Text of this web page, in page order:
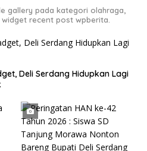
gallery pada kategori olahraga,
recent post wpberita.
Deli Serdang Hidupkan Lagi